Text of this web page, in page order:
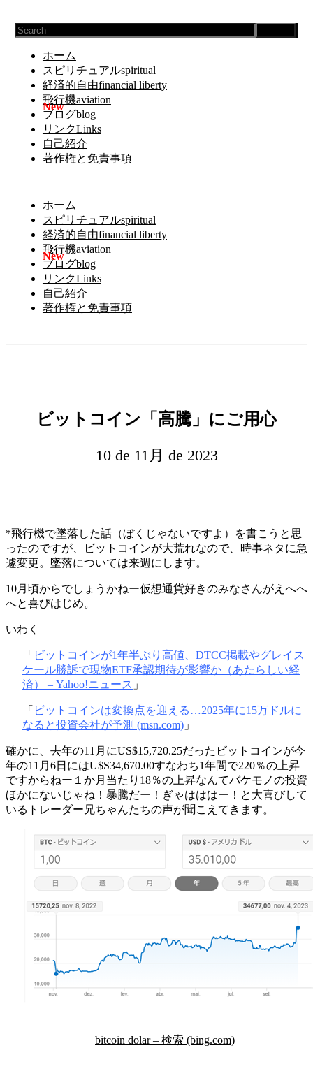
ホーム
スピリチュアルspiritual
経済的自由financial liberty
飛行機aviation
ブログblog
リンクLinks
自己紹介
著作権と免責事項
ホーム
スピリチュアルspiritual
経済的自由financial liberty
飛行機aviation
ブログblog
リンクLinks
自己紹介
著作権と免責事項
ビットコイン「高騰」にご用心
10 de 11月 de 2023
*飛行機で墜落した話（ぼくじゃないですよ）を書こうと思
ったのですが、ビットコインが大荒れなので、時事ネタに急
遽変更。墜落については来週にします。
10月頃からでしょうかねー仮想通貨好きのみなさんがえへへ
へと喜びはじめ。
いわく
「 ビットコインが1年半ぶり高値、DTCC掲載やグレイス
ケール勝訴で現物ETF承認期待が影響か（あたらしい経
済） – Yahoo!ニュース 」
「 ビットコインは変換点を迎える…2025年に15万ドルに
なると投資会社が予測 (msn.com) 」
確かに、去年の11月にUS$15,720.25だったビットコインが今
年の11月6日にはU$S34,670.00すなわち1年間で220％の上昇
ですからねー１か月当たり18％の上昇なんてバケモノの投資
ほかにないじゃね！暴騰だー！ぎゃはははー！と大喜びして
いるトレーダー兄ちゃんたちの声が聞こえてきます。
bitcoin dolar – 検索 (bing.com)